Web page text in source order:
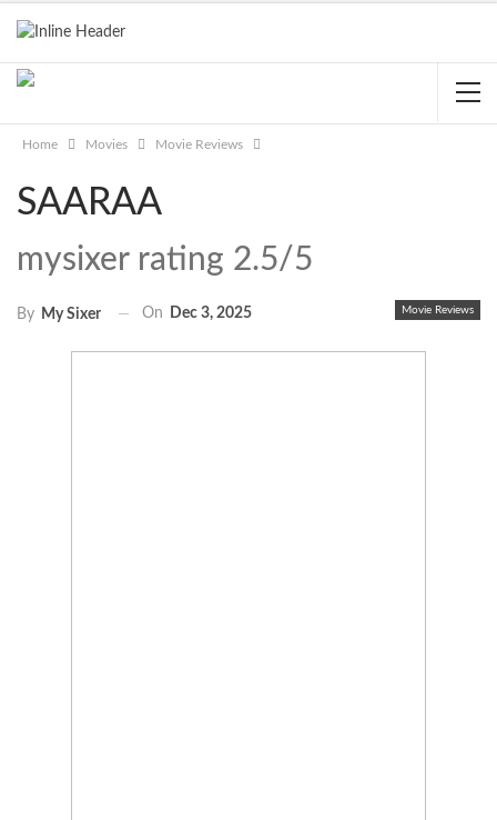
Home Movies Movie Reviews
SAARAA
mysixer rating 2.5/5
Movie Reviews
By My Sixer On Dec 3, 2025